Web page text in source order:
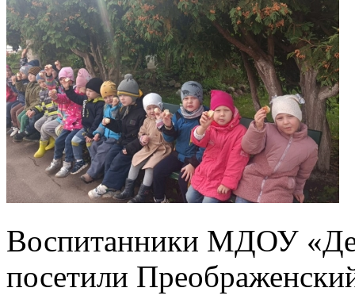
Воспитанники МДОУ
посетили